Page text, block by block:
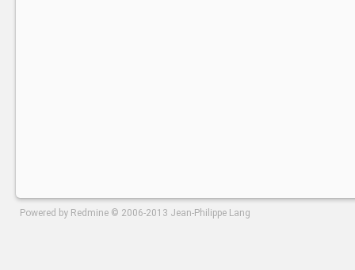
Powered by Redmine © 2006-2013 Jean-Philippe Lang